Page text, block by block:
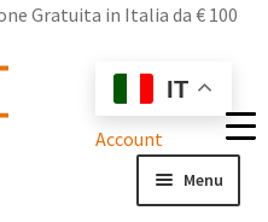
Gratuita in Italia da € 100
IT
Account
Menu